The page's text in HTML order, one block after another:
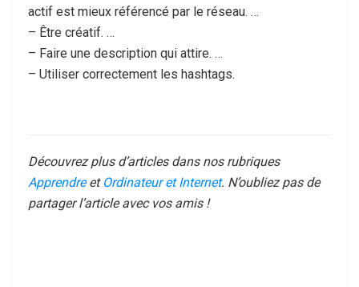
actif est mieux référencé par le réseau. …
– Être créatif. …
– Faire une description qui attire. …
– Utiliser correctement les hashtags.
Découvrez plus d’articles dans nos rubriques
Apprendreet Ordinateur et Internet. N’oubliez pas de
partager l’article avec vos amis !